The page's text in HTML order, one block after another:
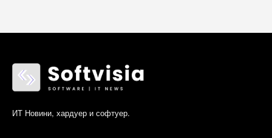
ИТ Новини, хардуер и софтуер.